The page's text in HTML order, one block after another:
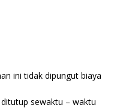
ini tidak dipungut biaya
sewaktu – waktu